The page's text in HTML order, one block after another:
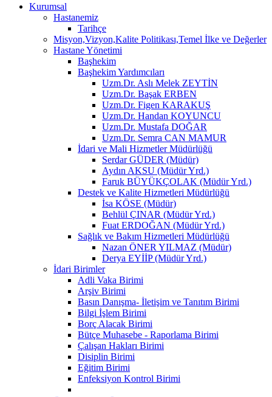
Kurumsal
Hastanemiz
Tarihçe
Misyon,Vizyon,Kalite Politikası,Temel İlke ve Değerler
Hastane Yönetimi
Başhekim
Başhekim Yardımcıları
Uzm.Dr. Aslı Melek ZEYTİN
Uzm.Dr. Başak ERBEN
Uzm.Dr. Figen KARAKUŞ
Uzm.Dr. Handan KOYUNCU
Uzm.Dr. Mustafa DOĞAR
Uzm.Dr. Semra CAN MAMUR
İdari ve Mali Hizmetler Müdürlüğü
Serdar GÜDER (Müdür)
Aydın AKSU (Müdür Yrd.)
Faruk BÜYÜKÇOLAK (Müdür Yrd.)
Destek ve Kalite Hizmetleri Müdürlüğü
İsa KÖSE (Müdür)
Behlül ÇINAR (Müdür Yrd.)
Fuat ERDOĞAN (Müdür Yrd.)
Sağlık ve Bakım Hizmetleri Müdürlüğü
Nazan ÖNER YILMAZ (Müdür)
Derya EYİİP (Müdür Yrd.)
İdari Birimler
Adli Vaka Birimi
Arşiv Birimi
Basın Danışma- İletişim ve Tanıtım Birimi
Bilgi İşlem Birimi
Borç Alacak Birimi
Bütçe Muhasebe - Raporlama Birimi
Çalışan Hakları Birimi
Disiplin Birimi
Eğitim Birimi
Enfeksiyon Kontrol Birimi